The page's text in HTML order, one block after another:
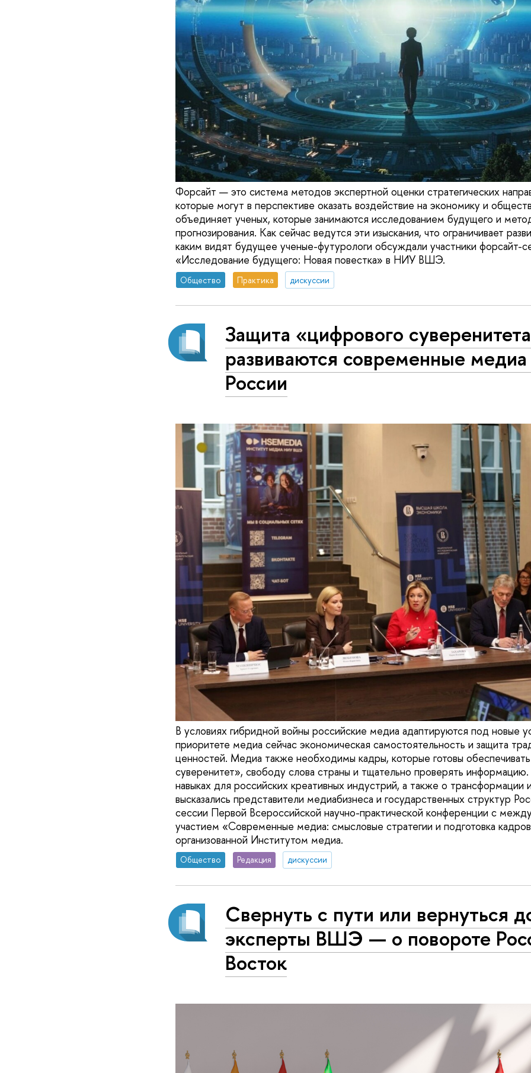
Форсайт — это система методов экспертной оценки стратегических
которые могут в перспективе оказать воздействие на экономику и
объединяет ученых, которые занимаются исследованием будущего и
прогнозирования. Как сейчас ведутся эти изыскания, что ограничивает
каким видят будущее ученые-футурологи обсуждали участники форсайт-
«Исследование будущего: Новая повестка» в НИУ ВШЭ.
Общество Практика дискуссии
Защита «цифрового
развиваются современные
России
В условиях гибридной войны российские медиа адаптируются под новые
приоритете медиа сейчас экономическая самостоятельность и защита
ценностей. Медиа также необходимы кадры, которые готовы
суверенитет», свободу слова страны и тщательно проверять
навыках для российских креативных индустрий, а также о трансформации
высказались представители медиабизнеса и государственных структур
сессии Первой Всероссийской научно-практической конференции с
участием «Современные медиа: смысловые стратегии и подготовка
организованной Институтом медиа.
Общество Редакция дискуссии
Свернуть с пути или вернуться
эксперты ВШЭ — о повороте
Восток